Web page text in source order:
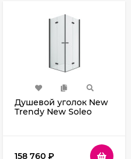
Душевой уголок New
Trendy New Soleo
стекло прозрачное
158 760 ₽